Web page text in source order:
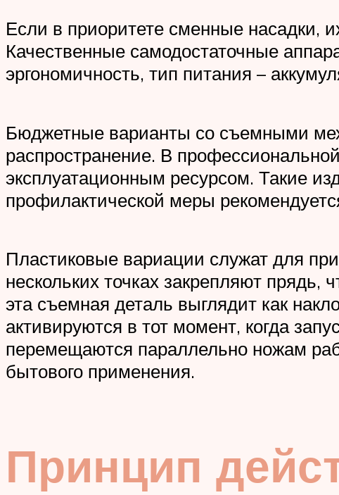
Если в приоритете сменные насадки,
Качественные самодостаточные
эргономичность, тип питания –
Бюджетные варианты со съемными
распространение. В
эксплуатационным ресурсом. Такие
профилактической меры
Пластиковые вариации служат для
нескольких точках закрепляют
эта съемная деталь выглядит как
активируются в тот момент, когда
перемещаются параллельно ножам
бытового применения.
Принцип